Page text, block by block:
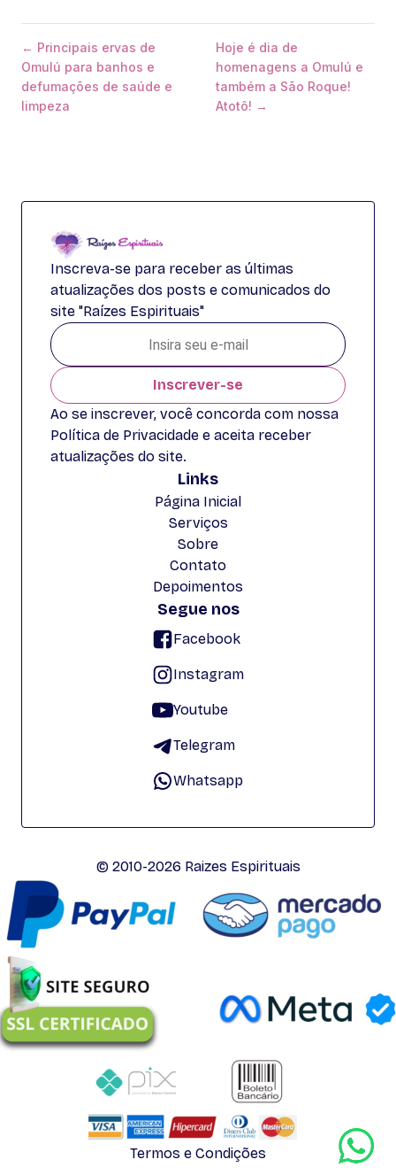
← Principais ervas de
Omulú para banhos e
defumações de saúde e
limpeza
Hoje é dia de
homenagens a Omulú e
também a São Roque!
Atotô! →
Inscreva-se para receber as últimas
atualizações dos posts e comunicados do
site "Raízes Espirituais"
Inscrever-se
Ao se inscrever, você concorda com nossa
Política de Privacidade e aceita receber
atualizações do site.
Links
Página Inicial
Serviços
Sobre
Contato
Depoimentos
Segue nos
Facebook
Instagram
Youtube
Telegram
Whatsapp
© 2010-2026 Raizes Espirituais
Termos e Condições